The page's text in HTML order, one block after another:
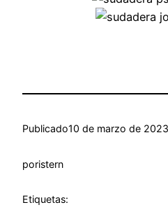
Publicado10 de marzo de 2023
poristern
Etiquetas: